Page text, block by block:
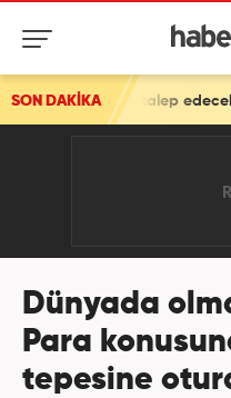
SON DAKİKA
edecek!
Dünyada
Para
tepesine